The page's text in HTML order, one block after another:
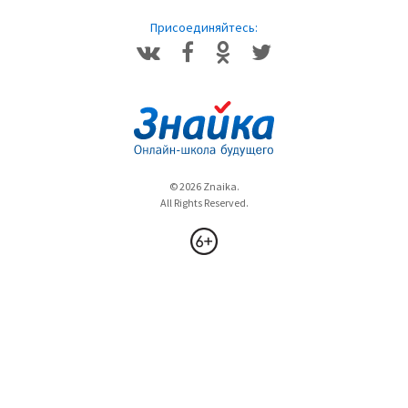
Присоединяйтесь:
© 2026 Znaika.
All Rights Reserved.